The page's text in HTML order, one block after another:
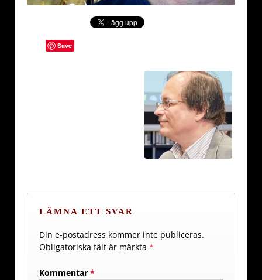
Save
LÄMNA ETT SVAR
Din e-postadress kommer inte publiceras.
Obligatoriska fält är märkta *
Kommentar *